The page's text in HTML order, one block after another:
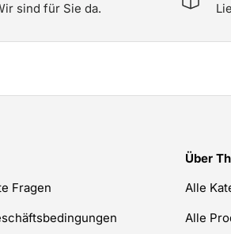
sind für Sie da.
Fragen
Über
Alle
Alle